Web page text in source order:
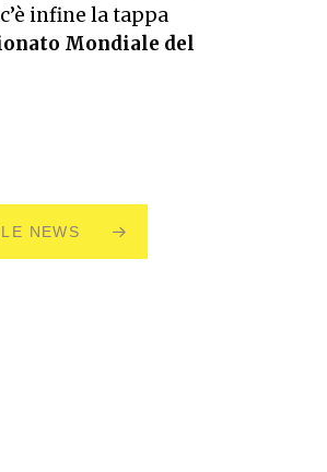
infine la tappa
Mondiale del
NEWS